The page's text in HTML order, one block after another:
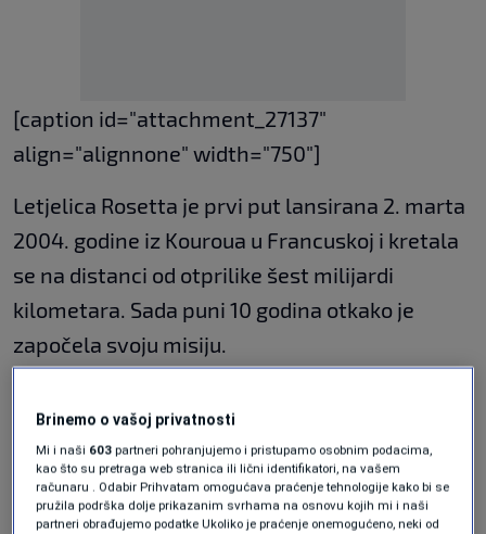
[caption id="attachment_27137"
align="alignnone" width="750"]
Letjelica Rosetta je prvi put lansirana 2. marta
2004. godine iz Kouroua u Francuskoj i kretala
se na distanci od otprilike šest milijardi
kilometara. Sada puni 10 godina otkako je
započela svoju misiju.
krunisala desetogodišnju misiju na
proučavanju komete 67P.
Prema najavama, Philae će prikupiti materijal
Brinemo o vašoj privatnosti
Mi i naši 603 partneri pohranjujemo i pristupamo osobnim podacima,
kao što su pretraga web stranica ili lični identifikatori, na vašem
računaru . Odabir Prihvatam omogućava praćenje tehnologije kako bi se
pružila podrška dolje prikazanim svrhama na osnovu kojih mi i naši
partneri obrađujemo podatke Ukoliko je praćenje onemogućeno, neki od